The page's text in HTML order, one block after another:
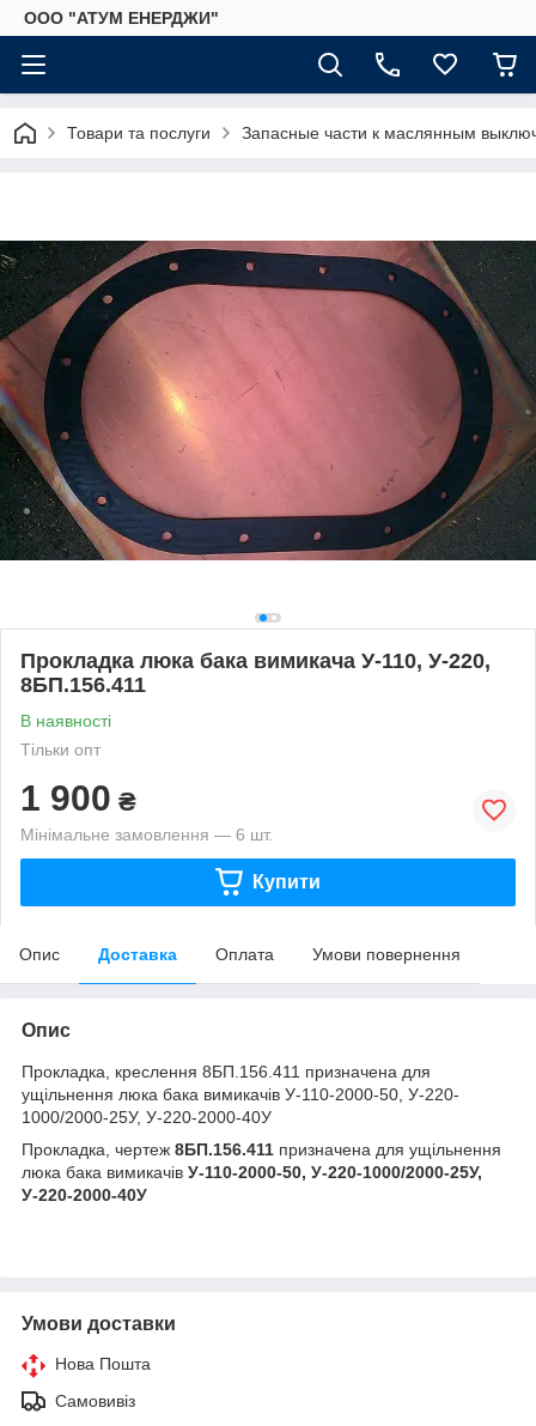
ООО "АТУМ ЕНЕРДЖИ"
Товари та послуги Запасные части к маслянным
Прокладка люка бака вимикача У-110, У-220,
8БП.156.411
В наявності
Тільки опт
1 900 ₴
Мінімальне замовлення — 6 шт.
Купити
Опис Доставка Оплата Умови повернення
Опис
Прокладка, креслення 8БП.156.411 призначена для
ущільнення люка бака вимикачів У-110-2000-50, У-220-
1000/2000-25У, У-220-2000-40У
Прокладка, чертеж 8БП.156.411 призначена для ущільнення
люка бака вимикачів У-110-2000-50, У-220-1000/2000-25У,
У-220-2000-40У
Умови доставки
Нова Пошта
Самовивіз